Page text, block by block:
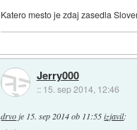
Katero mesto je zdaj zasedla
Jerry000
:: 15. sep 2014, 12:46
drvo je 15. sep 2014 ob 11:55 izjavil: